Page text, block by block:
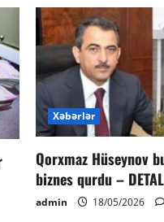
Xəbərlər
Qorxmaz Hüseynov
biznes qurdu –
admin 18/05/2026